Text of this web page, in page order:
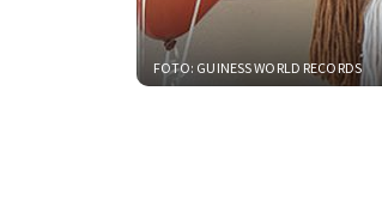
FOTO: GUINESS WORLD RECORDS